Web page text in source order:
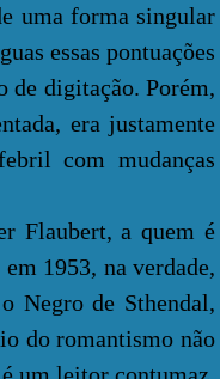
uma forma singular
essas pontuações
de digitação. Porém,
era justamente
com mudanças
a quem é
1953, na verdade,
Negro de Sthendal,
do romantismo não